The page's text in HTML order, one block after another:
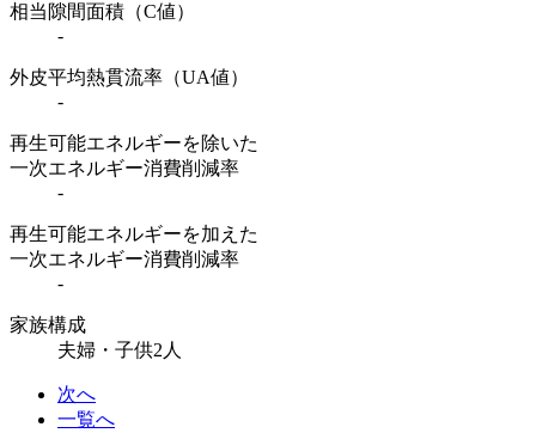
相当隙間面積（C値）
-
外皮平均熱貫流率（UA値）
-
再生可能エネルギーを除いた
一次エネルギー消費削減率
-
再生可能エネルギーを加えた
一次エネルギー消費削減率
-
家族構成
夫婦・子供2人
次へ
一覧へ